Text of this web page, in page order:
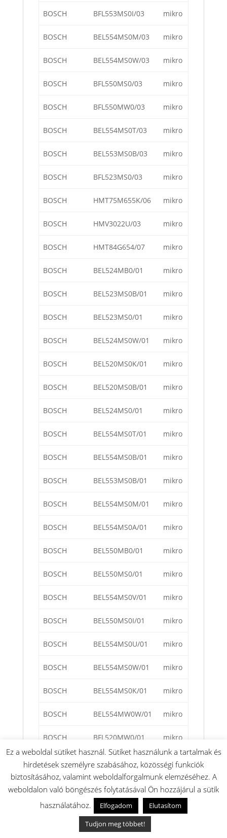
BOSCH BFL553MS0I/03 mikro
BOSCH BEL554MS0M/03 mikro
BOSCH BEL554MS0W/03 mikro
BOSCH BFL550MS0/03 mikro
BOSCH BFL550MW0/03 mikro
BOSCH BEL554MS0T/03 mikro
BOSCH BEL553MS0B/03 mikro
BOSCH BFL523MS0/03 mikro
BOSCH HMT75M655K/06 mikro
BOSCH HMV3022U/03 mikro
BOSCH HMT84G654/07 mikro
BOSCH BEL524MB0/01 mikro
BOSCH BEL523MS0B/01 mikro
BOSCH BEL523MS0/01 mikro
BOSCH BEL524MS0W/01 mikro
BOSCH BEL520MS0K/01 mikro
BOSCH BEL520MS0B/01 mikro
BOSCH BEL524MS0/01 mikro
BOSCH BEL554MS0T/01 mikro
BOSCH BEL554MS0B/01 mikro
BOSCH BEL553MS0B/01 mikro
BOSCH BEL554MS0M/01 mikro
BOSCH BEL554MS0A/01 mikro
BOSCH BEL550MB0/01 mikro
BOSCH BEL550MS0/01 mikro
BOSCH BEL554MS0V/01 mikro
BOSCH BEL550MS0I/01 mikro
BOSCH BEL554MS0U/01 mikro
BOSCH BEL554MS0W/01 mikro
BOSCH BEL554MS0K/01 mikro
BOSCH BEL554MW0W/01 mikro
BOSCH BFL520MW0/01 mikro
BOSCH BFL520MB0/01 mikro
BOSCH BFL523MB0B/01
BOSCH BFL520MS0/01 mikro
BFL550MS0/01
Ez a weboldal sütiket használ. Sütiket használunk a tartalmak és
hirdetések személyre szabásához, közösségi funkciók
biztosításához, valamint weboldalforgalmunk elemzéséhez. A
weboldalon való böngészés folytatásával Ön hozzájárul a sütik
használatához.
Elfogadom
Elutasítom
Tudjon meg többet!